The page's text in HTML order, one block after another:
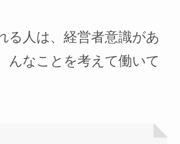
る人は、経営者意識があ
んなことを考えて働いて